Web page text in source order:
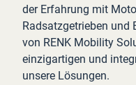
der Erfahrung mit
Radsatzgetrieben und
von RENK Mobility
einzigartigen und
unsere Lösungen.